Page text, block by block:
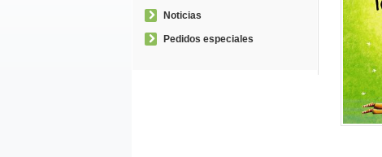
Noticias
Pedidos especiales